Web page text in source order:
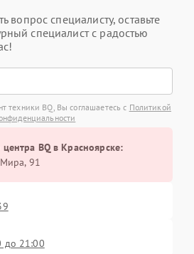
вопрос специалисту, оставьте
специалист с радостью
техники BQ, Вы соглашаетесь с Политикой
BQ в Красноярске:
Мира, 91
до 21:00